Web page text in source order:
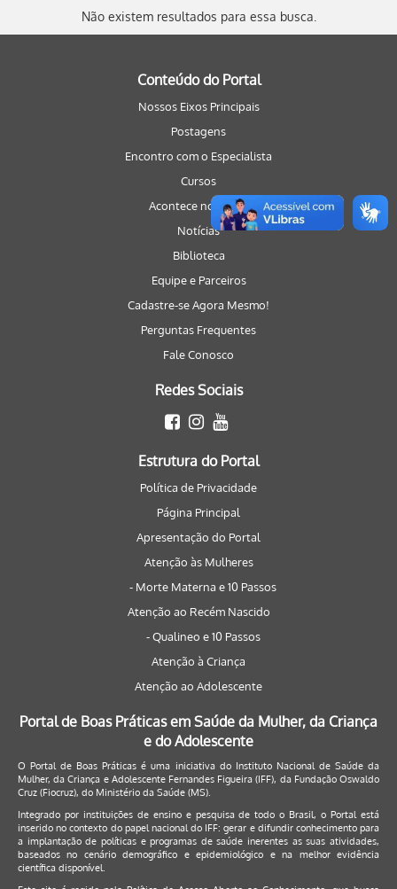
Não existem resultados para essa busca.
Conteúdo do Portal
Nossos Eixos Principais
Postagens
Encontro com o Especialista
Cursos
Acontece no Portal
Notícias
Biblioteca
Equipe e Parceiros
Cadastre-se Agora Mesmo!
Perguntas Frequentes
Fale Conosco
Redes Sociais
Estrutura do Portal
Política de Privacidade
Página Principal
Apresentação do Portal
Atenção às Mulheres
- Morte Materna e 10 Passos
Atenção ao Recém Nascido
- Qualineo e 10 Passos
Atenção à Criança
Atenção ao Adolescente
Portal de Boas Práticas em Saúde da Mulher, da Criança
e do Adolescente
O Portal de Boas Práticas é uma iniciativa do Instituto Nacional de Saúde da
Mulher, da Criança e Adolescente Fernandes Figueira (IFF), da Fundação Oswaldo
Cruz (Fiocruz), do Ministério da Saúde (MS).
Integrado por instituições de ensino e pesquisa de todo o Brasil, o Portal está
inserido no contexto do papel nacional do IFF: gerar e difundir conhecimento para
a implantação de políticas e programas de saúde inerentes as suas atividades,
baseados no cenário demográfico e epidemiológico e na melhor evidência
científica disponível.